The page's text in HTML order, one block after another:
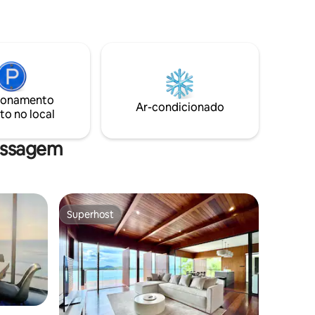
deslumbrantes. A Praia de Surin fica a
apenas 10 minutos a pé da vila. Café da
manhã incluído e traslados de ida e volta
para o aeroporto.
no local
Ar-condicionado
hóspedes Superhost
Superhost